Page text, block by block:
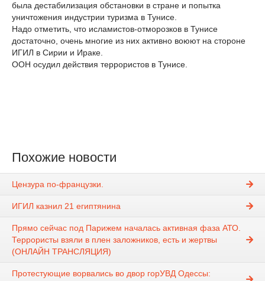
была дестабилизация обстановки в стране и попытка
уничтожения индустрии туризма в Тунисе.
Надо отметить, что исламистов-отморозков в Тунисе
достаточно, очень многие из них активно воюют на стороне
ИГИЛ в Сирии и Ираке.
ООН осудил действия террористов в Тунисе.
Похожие новости
Цензура по-французки.
ИГИЛ казнил 21 египтянина
Прямо сейчас под Парижем началась активная фаза АТО.
Террористы взяли в плен заложников, есть и жертвы
(ОНЛАЙН ТРАНСЛЯЦИЯ)
Протестующие ворвались во двор горУВД Одессы: